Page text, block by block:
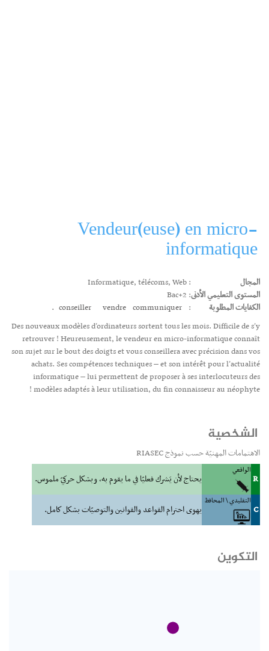
Vendeur(euse) en micro-
informatique
المجال
: Informatique, télécoms, Web
المستوى التعليمي الأدنى: Bac+2
الكفايات المطلوبة
:
conseiller vendre communiquer.
Des nouveaux modèles d’ordinateurs sortent tous les mois. Difficile de s’y
retrouver ! Heureusement, le vendeur en micro-informatique connaît
son sujet sur le bout des doigts et vous conseillera avec précision dans vos
achats. Ses compétences techniques – et son intérêt pour l’actualité
informatique – lui permettent de proposer à ses interlocuteurs des
modèles adaptés à leur utilisation, du fin connaisseur au néophyte !
الشخصية
الاهتمامات المهنيّة حسب نموذج RIASEC
R
الواقعي
يحتاج لأن يَشرك فعليّا في ما يقوم به، وبشكل حركيّ ملموس.
C
التقليدي \ المحافظ
يهوى احترام القواعد والقوانين والتوصيّات بشكل كامل.
التكوين